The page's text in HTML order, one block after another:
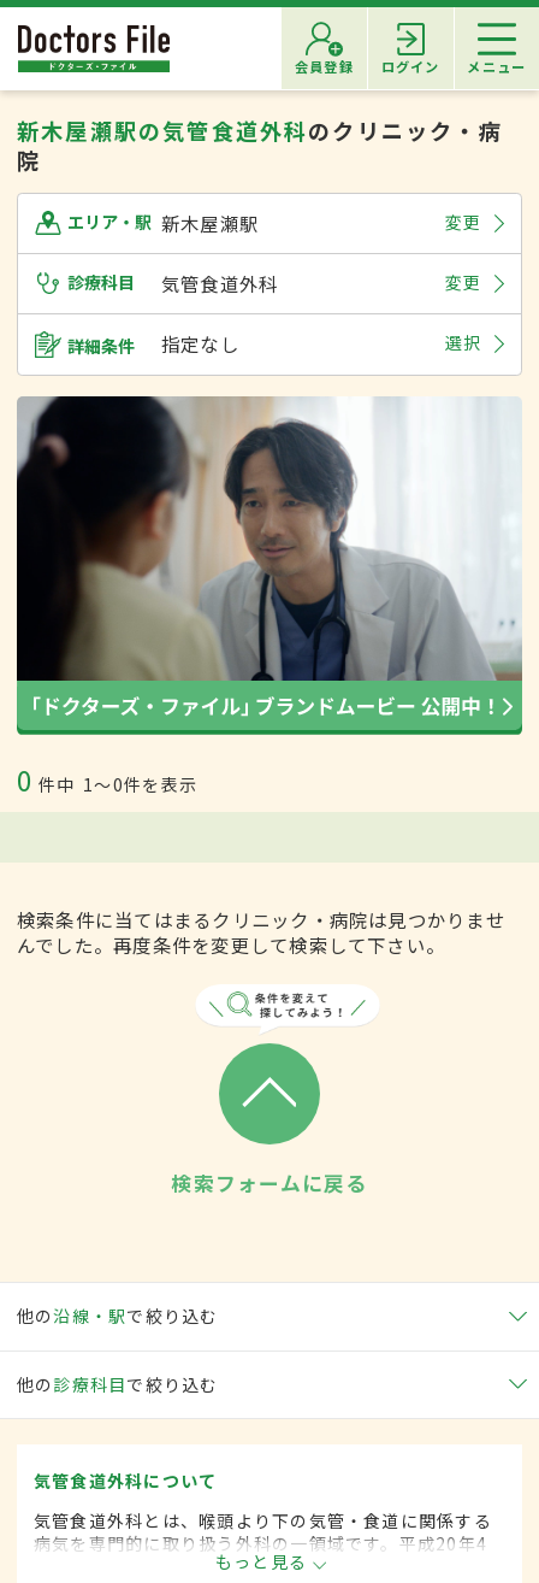
会員登録 ログイン メニュー
新木屋瀬駅の気管食道外科のクリニック・病
院
エリア・駅 新木屋瀬駅 変更
診療科目 気管食道外科 変更
詳細条件 指定なし 選択
0 件中 1〜0件を表示
検索条件に当てはまるクリニック・病院は見つかりませ
んでした。再度条件を変更して検索して下さい。
検索フォームに戻る
他の沿線・駅で絞り込む
他の 診療科目で絞り込む
気管食道外科について
気管食道外科とは、喉頭より下の気管・食道に関係する
病気を専門的に取り扱う外科の一領域です。平成20年4
月の制度改正前は、気管食道科と呼ばれていました。
もっと見る